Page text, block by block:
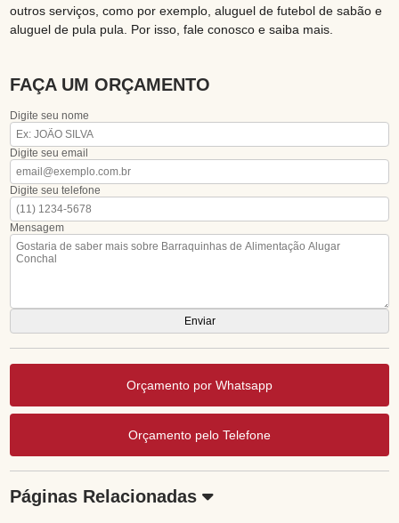
outros serviços, como por exemplo, aluguel de futebol de sabão e
aluguel de pula pula. Por isso, fale conosco e saiba mais.
FAÇA UM ORÇAMENTO
Digite seu nome
Digite seu email
Digite seu telefone
Mensagem
Orçamento por Whatsapp
Orçamento pelo Telefone
Páginas Relacionadas